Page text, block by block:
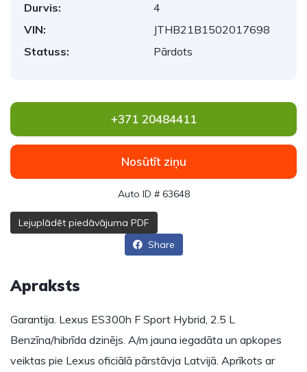
Durvis:
4
VIN:
JTHB21B1502017698
Statuss:
Pārdots
+371 20484411
Nosūtīt ziņu
Auto ID # 63648
Lejuplādēt piedāvājuma PDF
Share
Apraksts
Garantija. Lexus ES300h F Sport Hybrid, 2.5 L
Benzīna/hibrīda dzinējs. A/m jauna iegadāta un apkopes
veiktas pie Lexus oficiālā pārstāvja Latvijā. Aprīkots ar